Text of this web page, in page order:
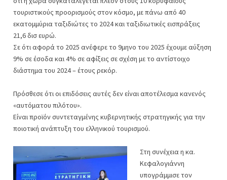
τουριστικούς προορισμούς στον κόσμο, με πάνω από 40
εκατομμύρια ταξιδιώτες το 2024 και ταξιδιωτικές εισπράξεις
21,6 δισ ευρώ.
Σε ότι αφορά το 2025 ανέφερε το 9μηνο του 2025 έχουμε αύξηση
9% σε έσοδα και 4% σε αφίξεις σε σχέση με το αντίστοιχο
διάστημα του 2024 – έτους ρεκόρ.
Πρόσθεσε ότι οι επιδόσεις αυτές δεν είναι αποτέλεσμα κανενός
«αυτόματου πιλότου».
Είναι προϊόν συντεταγμένης κυβερνητικής στρατηγικής για την
ποιοτική ανάπτυξη του ελληνικού τουρισμού.
Στη συνέχεια η κα.
Κεφαλογιάννη
υπογράμμισε τον